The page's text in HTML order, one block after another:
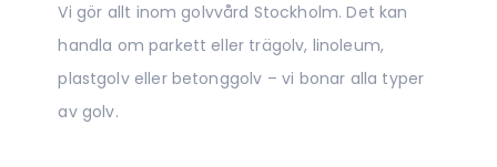
Vi gör allt inom golvvård Stockholm. Det kan
handla om parkett eller trägolv, linoleum,
plastgolv eller betonggolv – vi bonar alla typer
av golv.